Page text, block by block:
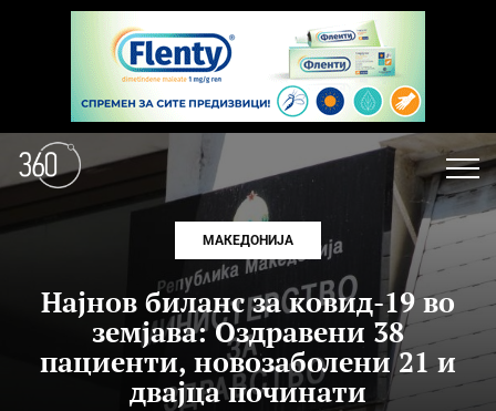
МАКЕДОНИЈА
Најнов биланс за ковид-19 во
земјава: Оздравени 38
пациенти, новозаболени 21 и
двајца починати